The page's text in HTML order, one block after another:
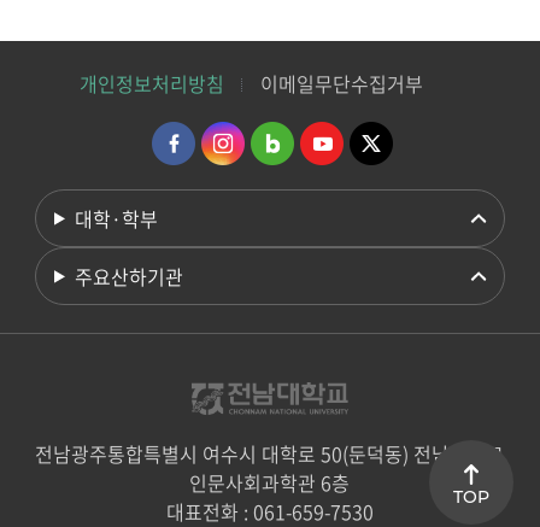
개인정보처리방침 이메일무단수집거부
대학·학부
주요산하기관
전남광주통합특별시 여수시 대학로 50(둔덕동) 전남대학교
인문사회과학관 6층
대표전화 : 061-659-7530
TOP